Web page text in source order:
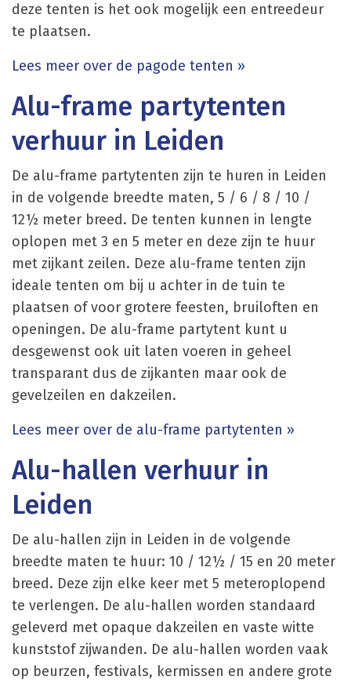
deze tenten is het ook mogelijk een entreedeur
te plaatsen.
Lees meer over de pagode tenten »
Alu-frame partytenten
verhuur in Leiden
De alu-frame partytenten zijn te huren in Leiden
in de volgende breedte maten, 5 / 6 / 8 / 10 /
12½ meter breed. De tenten kunnen in lengte
oplopen met 3 en 5 meter en deze zijn te huur
met zijkant zeilen. Deze alu-frame tenten zijn
ideale tenten om bij u achter in de tuin te
plaatsen of voor grotere feesten, bruiloften en
openingen. De alu-frame partytent kunt u
desgewenst ook uit laten voeren in geheel
transparant dus de zijkanten maar ook de
gevelzeilen en dakzeilen.
Lees meer over de alu-frame partytenten »
Alu-hallen verhuur in
Leiden
De alu-hallen zijn in Leiden in de volgende
breedte maten te huur: 10 / 12½ / 15 en 20 meter
breed. Deze zijn elke keer met 5 meteroplopend
te verlengen. De alu-hallen worden standaard
geleverd met opaque dakzeilen en vaste witte
kunststof zijwanden. De alu-hallen worden vaak
op beurzen, festivals, kermissen en andere grote